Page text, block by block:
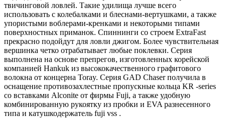
твичинговой ловлей. Такие удилища лучше всего
использовать с колебалками и блеснами-вертушками, а также
упористыми воблерами-кренками и некоторыми типами
поверхностных приманок. Спиннинги со строем ExtraFast
прекрасно подойдут для ловли джигом. Более чувствительная
вершинка четко отрабатывает любые поклевки. Серия
выполнена на основе препрегов, изготовленных корейской
компанией Hankuk из высококачественного графитового
волокна от концерна Toray. Серия GAD Chaser получила в
оснащение противозахлестные пропускные кольца KR -series
со вставками Alconite от фирмы Fuji, а также удобную
комбинированную рукоятку из пробки и EVA разнесенного
типа и катушкодержатель fuji vss .